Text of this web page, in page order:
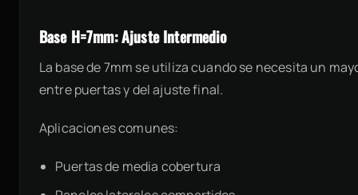
Base H=7mm: Ajuste Intermedio
La base de 7mm se utiliza cuando se necesita un
entre puertas y del ajuste final.
Aplicaciones comunes:
Puertas de media cobertura